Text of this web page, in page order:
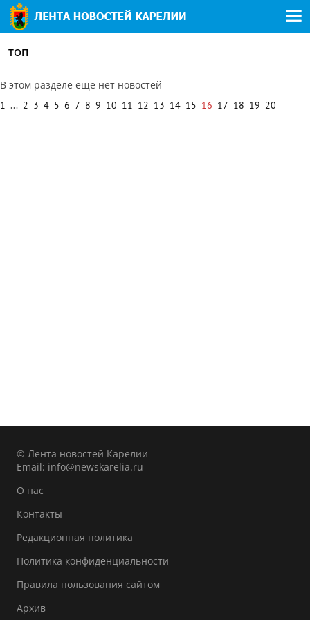
ТОП
В этом разделе еще нет новостей
1 ... 2 3 4 5 6 7 8 9 10 11 12 13 14 15 16 17 18 19 20
© Лента новостей Карелии
Email: info@newskarelia.ru
О нас
Контакты
Редакционная политика
Политика конфиденциальности
Правила пользования сайтом
Архив